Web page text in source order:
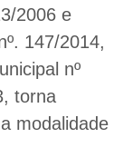
2006 e
147/2014,
nº
torna
modalidade